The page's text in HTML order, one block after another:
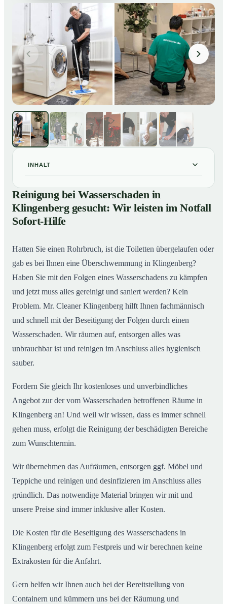
INHALT
01Reinigung bei Wasserschaden in Klingenberg gesucht:
Wir leisten im Notfall Sofort-Hilfe
So läuft die Reinigung nach Wasserschaden in
Klingenberg ab
Reinigung bei Wasserschaden in
Klingenberg gesucht: Wir leisten im Notfall
Sofort-Hilfe
Hatten Sie einen Rohrbruch, ist die Toiletten übergelaufen oder
gab es bei Ihnen eine Überschwemmung in Klingenberg?
Haben Sie mit den Folgen eines Wasserschadens zu kämpfen
und jetzt muss alles gereinigt und saniert werden? Kein
Problem. Mr. Cleaner Klingenberg hilft Ihnen fachmännisch
und schnell mit der Beseitigung der Folgen durch einen
Wasserschaden. Wir räumen auf, entsorgen alles was
unbrauchbar ist und reinigen im Anschluss alles hygienisch
sauber.
Fordern Sie gleich Ihr kostenloses und unverbindliches
Angebot zur der vom Wasserschaden betroffenen Räume in
Klingenberg an! Und weil wir wissen, dass es immer schnell
gehen muss, erfolgt die Reinigung der beschädigten Bereiche
zum Wunschtermin.
Wir übernehmen das Aufräumen, entsorgen ggf. Möbel und
Teppiche und reinigen und desinfizieren im Anschluss alles
gründlich. Das notwendige Material bringen wir mit und
unsere Preise sind immer inklusive aller Kosten.
Die Kosten für die Beseitigung des Wasserschadens in
Klingenberg erfolgt zum Festpreis und wir berechnen keine
Extrakosten für die Anfahrt.
Gern helfen wir Ihnen auch bei der Bereitstellung von
Containern und kümmern uns bei der Räumung und